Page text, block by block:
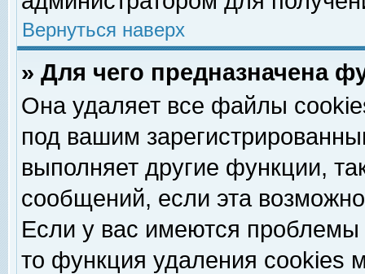
Вернуться наверх
» Для чего предназначена
Она удаляет все файлы
под вашим
выполняет другие функции,
сообщений, если эта
Если у вас имеются
то функция удаления cookies